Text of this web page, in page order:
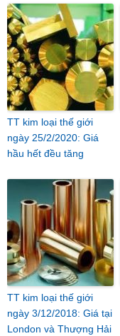
TT kim loại thế giới
ngày 25/2/2020: Giá
hầu hết đều tăng
TT kim loại thế giới
ngày 3/12/2018: Giá tại
London và Thượng Hải